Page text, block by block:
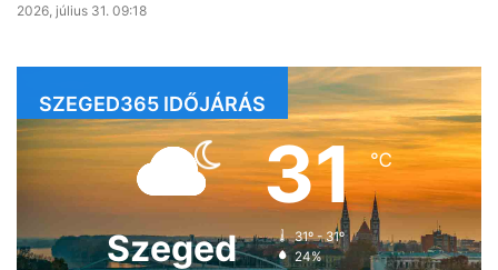
2026, július 31. 09:18
SZEGED365 IDŐJÁRÁS
Szeged
31℃
31º - 31º
24%